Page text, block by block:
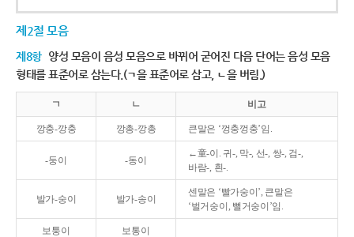
제2절 모음
제8항 양성 모음이 음성 모음으로 바뀌어 굳어진 다음 단어는 음성 모음
형태를 표준어로 삼는다.(ㄱ을 표준어로 삼고, ㄴ을 버림.)
ㄱ ㄴ 비고
깡충-깡충 깡총-깡총 큰말은 ‘껑충껑충’임.
-둥이 -동이
←童-이. 귀-, 막-, 선-, 쌍-, 검-,
바람-, 흰-.
발가-숭이 발가-송이
센말은 ‘빨가숭이’, 큰말은
‘벌거숭이, 뻘거숭이’임.
보퉁이 보통이